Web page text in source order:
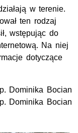
w terenie.
ten rodzaj
wstępując do
Na niej
dotyczące
Dominika Bocian
Dominika Bocian